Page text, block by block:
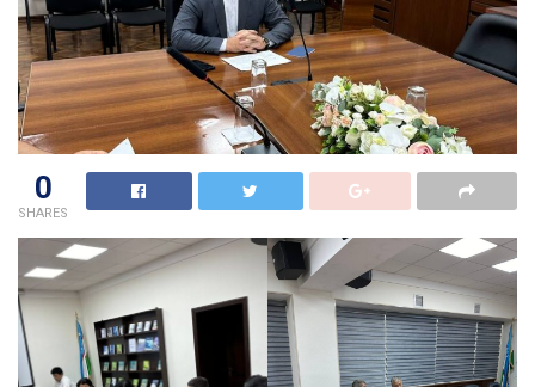
0
SHARES